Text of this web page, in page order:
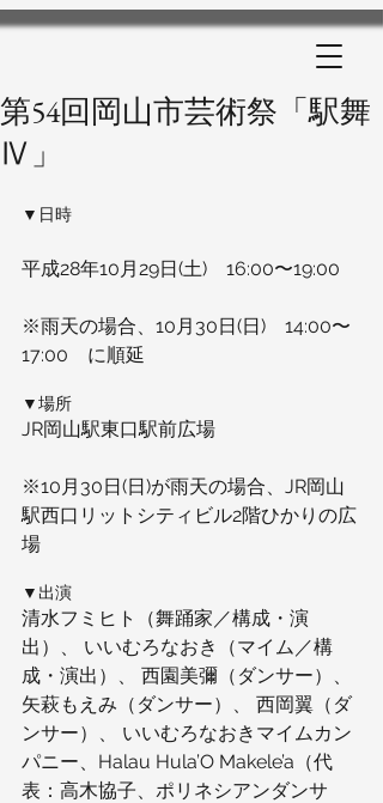
第54回岡山市芸術祭「駅舞
Ⅳ」
▼日時
平成28年10月29日(土)　16:00〜19:00
※雨天の場合、10月30日(日)　14:00〜
17:00　に順延
▼場所
JR岡山駅東口駅前広場
※10月30日(日)が雨天の場合、JR岡山
駅西口リットシティビル2階ひかりの広
場
▼出演
清水フミヒト（舞踊家／構成・演
出）、 いいむろなおき（マイム／構
成・演出）、 西園美彌（ダンサー）、
矢萩もえみ（ダンサー）、 西岡翼（ダ
ンサー）、 いいむろなおきマイムカン
パニー、Halau Hula’O Makele’a（代
表：高木協子、ポリネシアンダンサ